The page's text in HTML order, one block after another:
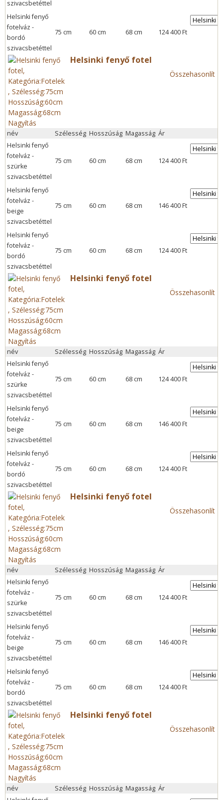
szivacsbetéttel
Helsinki fenyő
fotelváz -
bordó
szivacsbetéttel
75 cm 60 cm 68 cm 124 400 Ft
Nagyítás
Helsinki fenyő fotel
Összehasonlít
név Szélesség Hosszúság Magasság Ár
Helsinki fenyő
fotelváz -
szürke
szivacsbetéttel
75 cm 60 cm 68 cm 124 400 Ft
Helsinki fenyő
fotelváz -
beige
szivacsbetéttel
75 cm 60 cm 68 cm 146 400 Ft
Helsinki fenyő
fotelváz -
bordó
szivacsbetéttel
75 cm 60 cm 68 cm 124 400 Ft
Nagyítás
Helsinki fenyő fotel
Összehasonlít
név Szélesség Hosszúság Magasság Ár
Helsinki fenyő
fotelváz -
szürke
szivacsbetéttel
75 cm 60 cm 68 cm 124 400 Ft
Helsinki fenyő
fotelváz -
beige
szivacsbetéttel
75 cm 60 cm 68 cm 146 400 Ft
Helsinki fenyő
fotelváz -
bordó
szivacsbetéttel
75 cm 60 cm 68 cm 124 400 Ft
Nagyítás
Helsinki fenyő fotel
Összehasonlít
név Szélesség Hosszúság Magasság Ár
Helsinki fenyő
fotelváz -
szürke
szivacsbetéttel
75 cm 60 cm 68 cm 124 400 Ft
Helsinki fenyő
fotelváz -
beige
szivacsbetéttel
75 cm 60 cm 68 cm 146 400 Ft
Helsinki fenyő
fotelváz -
bordó
szivacsbetéttel
75 cm 60 cm 68 cm 124 400 Ft
Nagyítás
Helsinki fenyő fotel
Összehasonlít
név Szélesség Hosszúság Magasság Ár